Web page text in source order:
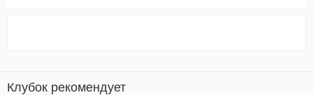
Клубок рекомендует